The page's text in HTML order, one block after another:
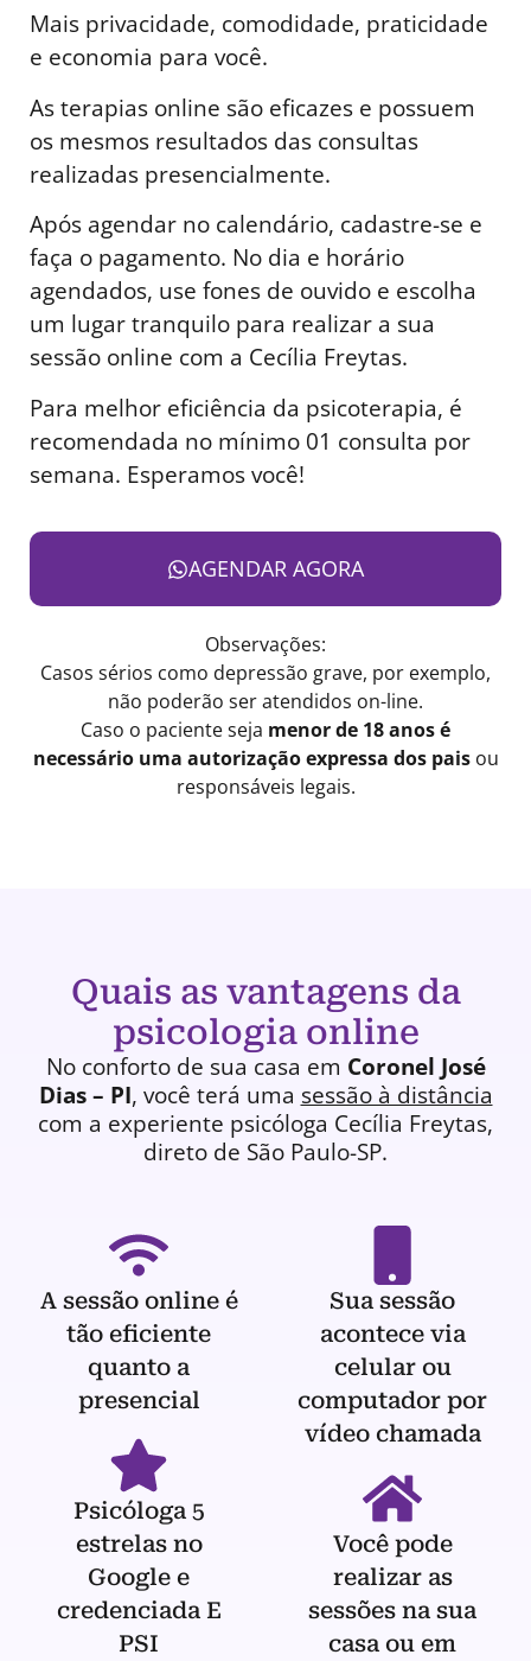
Mais privacidade, comodidade, praticidade
e economia para você.
As terapias online são eficazes e possuem
os mesmos resultados das consultas
realizadas presencialmente.
Após agendar no calendário, cadastre-se e
faça o pagamento. No dia e horário
agendados, use fones de ouvido e escolha
um lugar tranquilo para realizar a sua
sessão online com a Cecília Freytas.
Para melhor eficiência da psicoterapia, é
recomendada no mínimo 01 consulta por
semana. Esperamos você!
AGENDAR AGORA
Observações:
Casos sérios como depressão grave, por exemplo,
não poderão ser atendidos on-line.
Caso o paciente seja menor de 18 anos é
necessário uma autorização expressa dos paisou
responsáveis legais.
Quais as vantagens da
psicologia online
No conforto de sua casa em Coronel José
Dias – PI, você terá uma sessão à distância
com a experiente psicóloga Cecília Freytas,
direto de São Paulo-SP.
A sessão online é
tão eficiente
quanto a
presencial
Psicóloga 5
estrelas no
Google e
credenciada E
PSI
Sua sessão
acontece via
celular ou
computador por
vídeo chamada
Você pode
realizar as
sessões na sua
casa ou em